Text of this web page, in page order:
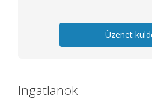
Üzenet
Ingatlanok